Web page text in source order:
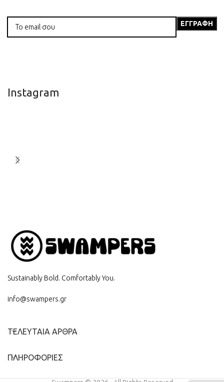
Instagram
Sustainably Bold. Comfortably You.
info@swampers.gr
ΤΕΛΕΥΤΑΙΑ ΑΡΘΡΑ
ΠΛΗΡΟΦΟΡΙΕΣ